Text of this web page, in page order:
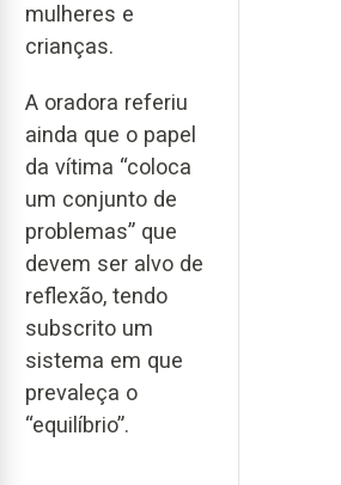
mulheres e
crianças.
A oradora referiu
ainda que o papel
da vítima “coloca
um conjunto de
problemas” que
devem ser alvo de
reflexão, tendo
subscrito um
sistema em que
prevaleça o
“equilíbrio”.